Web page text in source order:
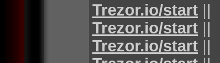
Trezor.io/start ||
Trezor.io/start ||
Trezor.io/start ||